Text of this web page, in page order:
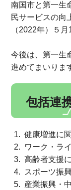
南国市と第一生
民サービスの向
（2022年）５
今後は、第一生
進めてまいりま
包括連
健康増進に
ワーク・ラ
高齢者支援
スポーツ振
産業振興・